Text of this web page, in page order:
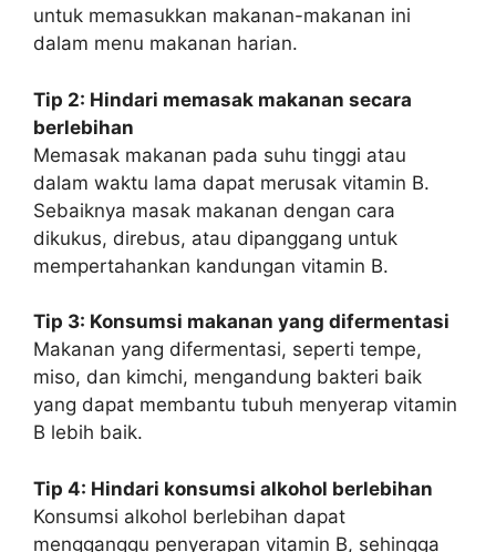
untuk memasukkan makanan-makanan ini
dalam menu makanan harian.
Tip 2: Hindari memasak makanan secara
berlebihan
Memasak makanan pada suhu tinggi atau
dalam waktu lama dapat merusak vitamin B.
Sebaiknya masak makanan dengan cara
dikukus, direbus, atau dipanggang untuk
mempertahankan kandungan vitamin B.
Tip 3: Konsumsi makanan yang difermentasi
Makanan yang difermentasi, seperti tempe,
miso, dan kimchi, mengandung bakteri baik
yang dapat membantu tubuh menyerap vitamin
B lebih baik.
Tip 4: Hindari konsumsi alkohol berlebihan
Konsumsi alkohol berlebihan dapat
mengganggu penyerapan vitamin B, sehingga